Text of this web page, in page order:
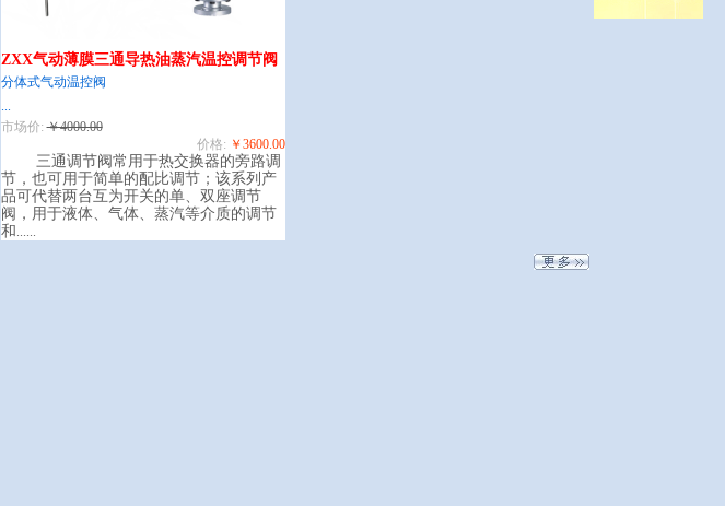
ZXX气动薄膜三通导热油蒸汽温控调节阀
分体式气动温控阀
...
市场价: ￥4000.00
价格: ￥3600.00
三通调节阀常用于热交换器的旁路调
节，也可用于简单的配比调节；该系列产
品可代替两台互为开关的单、双座调节
阀，用于液体、气体、蒸汽等介质的调节
和 ......